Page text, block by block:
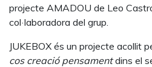
projecte AMADOU de Leo
col·laboradora del grup.
JUKEBOX és un projecte acollit
cos creació pensamentdins el